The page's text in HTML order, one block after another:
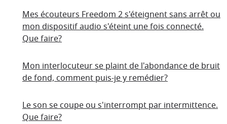
Mes écouteurs Freedom 2 s'éteignent sans arrêt ou
mon dispositif audio s'éteint une fois connecté.
Que faire?
Mon interlocuteur se plaint de l'abondance de bruit
de fond, comment puis-je y remédier?
Le son se coupe ou s'interrompt par intermittence.
Que faire?